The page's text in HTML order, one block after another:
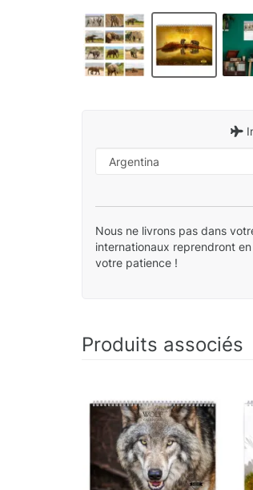
Nous ne livrons pas dans
internationaux reprendront
votre patience !
Produits associés